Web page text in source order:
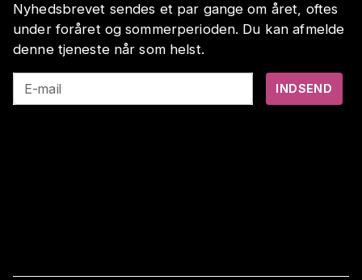
Nyhedsbrevet sendes et par gange om året, oftes
under foråret og sommerperioden. Du kan afmelde
denne tjeneste når som helst.
E-mail INDSEND